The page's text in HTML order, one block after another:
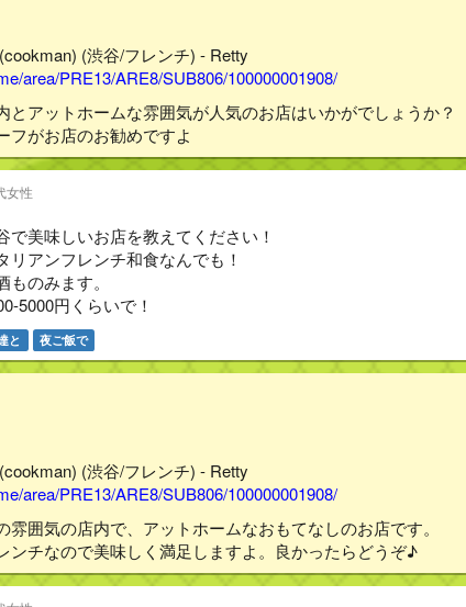
(渋谷/フレンチ) - Retty
area/PRE13/ARE8/SUB806/100000001908/
とアットホームな雰囲気が人気のお店はいかがでしょうか？
フがお店のお勧めですよ
女性
で美味しいお店を教えてください！
リアンフレンチ和食なんでも！
ものみます。
5000円くらいで！
と 夜ご飯で
(渋谷/フレンチ) - Retty
area/PRE13/ARE8/SUB806/100000001908/
雰囲気の店内で、アットホームなおもてなしのお店です。
ンチなので美味しく満足しますよ。良かったらどうぞ♪